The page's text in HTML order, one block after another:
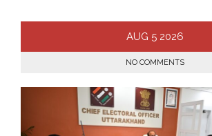
AUG 5 2026
NO COMMENTS